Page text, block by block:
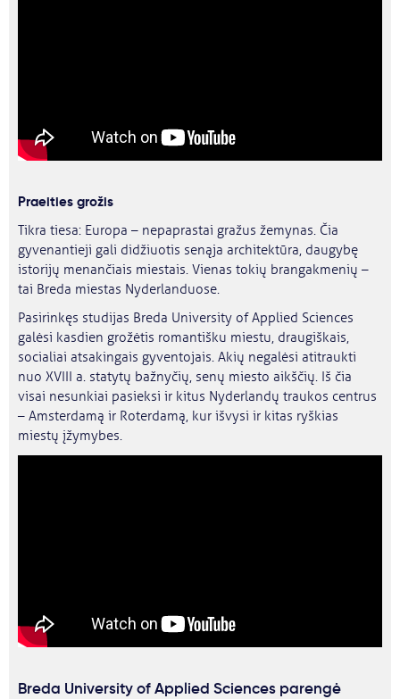
Praeities grožis
Tikra tiesa: Europa – nepaprastai gražus žemynas. Čia
gyvenantieji gali didžiuotis senąja architektūra, daugybę
istorijų menančiais miestais. Vienas tokių brangakmenių –
tai Breda miestas Nyderlanduose.
Pasirinkęs studijas Breda University of Applied Sciences
galėsi kasdien grožėtis romantišku miestu, draugiškais,
socialiai atsakingais gyventojais. Akių negalėsi atitraukti
nuo XVIII a. statytų bažnyčių, senų miesto aikščių. Iš čia
visai nesunkiai pasieksi ir kitus Nyderlandų traukos centrus
– Amsterdamą ir Roterdamą, kur išvysi ir kitas ryškias
miestų įžymybes.
Breda University of Applied Sciences parengė